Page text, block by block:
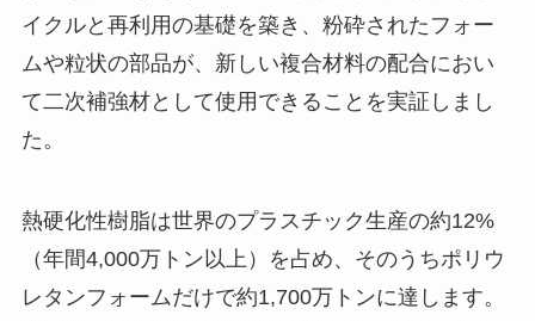
イクルと再利用の基礎を築き、粉砕されたフォー
ムや粒状の部品が、新しい複合材料の配合におい
て二次補強材として使用できることを実証しまし
た。
熱硬化性樹脂は世界のプラスチック生産の約12%
（年間4,000万トン以上）を占め、そのうちポリウ
レタンフォームだけで約1,700万トンに達します。